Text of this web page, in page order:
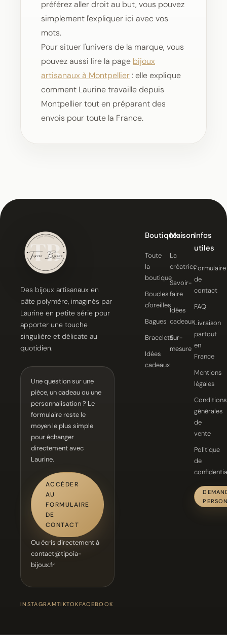
préférez aller droit au but, vous pouvez
simplement l'expliquer ici avec vos
mots.
Pour situer l'univers de la marque, vous
pouvez aussi lire la page bijoux
artisanaux à Montpellier: elle explique
comment Laurine travaille depuis
Montpellier tout en préparant des
envois pour toute la France.
Des bijoux artisanaux en
pâte polymère, imaginés par
Laurine en petite série pour
apporter une touche
singulière et délicate au
quotidien.
Une question sur une
pièce, un cadeau ou une
personnalisation ? Le
formulaire reste le
moyen le plus simple
pour échanger
directement avec
Laurine.
ACCÉDER
AU
FORMULAIRE
DE
CONTACT
Ou écris directement à
contact@tipoia-
bijoux.fr
INSTAGRAMTIKTOKFACEBOOK
Boutique
Toute
la
boutique
Boucles
d'oreilles
Bagues
Bracelets
Idées
cadeaux
Maison
La
créatrice
Savoir-
faire
Idées
cadeaux
Sur-
mesure
Infos
utiles
Formulaire
de
contact
FAQ
Livraison
partout
en
France
Mentions
légales
Conditions
générales
de
vente
Politique
de